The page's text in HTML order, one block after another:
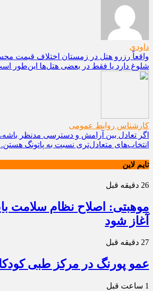
داودی
واقعاً رزرو هتل در زمستان اختلاف قیمت
شلوغ دارد یا فقط در بعضی هتل‌ها این‌طور
کارشناس روابط عمومی
اگر تعادل بین آرامش و دسترسی مدنظر باشه،
انتخاب‌های متعادل‌تری نسبت به پاتونگ
تایم لاین
26 دقیقه قبل
موهبتی: اصلاح نظام سلامت
آغاز شود
27 دقیقه قبل
عمو پورنگ در مرکز طبی
1 ساعت قبل